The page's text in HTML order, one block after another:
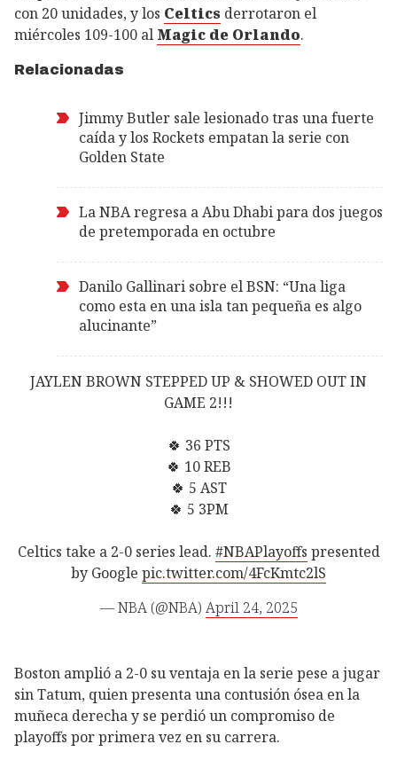
con 20 unidades, y los Celtics derrotaron el
miércoles 109-100 al Magic de Orlando.
Relacionadas
Jimmy Butler sale lesionado tras una fuerte
caída y los Rockets empatan la serie con
Golden State
La NBA regresa a Abu Dhabi para dos juegos
de pretemporada en octubre
Danilo Gallinari sobre el BSN: “Una liga
como esta en una isla tan pequeña es algo
alucinante”
JAYLEN BROWN STEPPED UP & SHOWED OUT IN
GAME 2!!!
🍀 36 PTS
🍀 10 REB
🍀 5 AST
🍀 5 3PM
Celtics take a 2-0 series lead. #NBAPlayoffs presented
by Google pic.twitter.com/4FcKmtc2lS
— NBA (@NBA) April 24, 2025
Boston amplió a 2-0 su ventaja en la serie pese a jugar
sin Tatum, quien presenta una contusión ósea en la
muñeca derecha y se perdió un compromiso de
playoffs por primera vez en su carrera.